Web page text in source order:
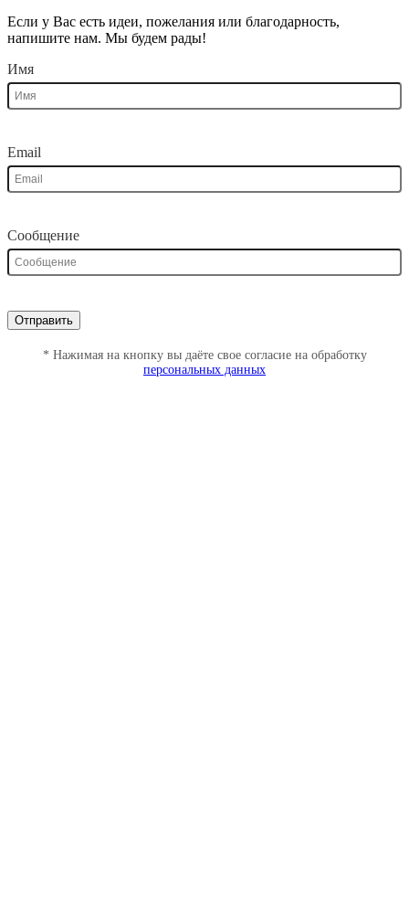
Если у Вас есть идеи, пожелания или благодарность,
напишите нам. Мы будем рады!
Имя
Email
Сообщение
* Нажимая на кнопку вы даёте свое согласие на обработку
персональных данных